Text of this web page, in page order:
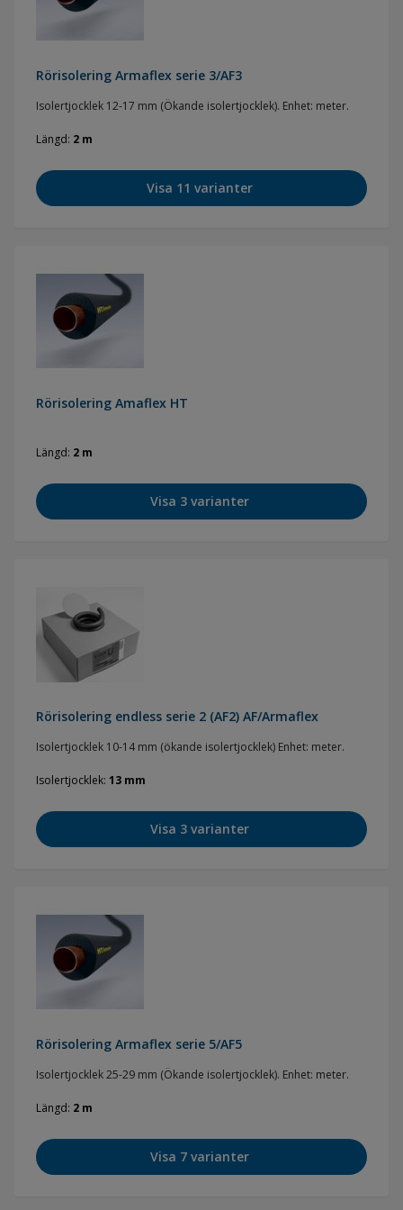
Rörisolering Armaflex serie 3/AF3
Isolertjocklek 12-17 mm (Ökande isolertjocklek). Enhet: meter.
Längd 2 m
Visa 11 varianter
Rörisolering Amaflex HT
Längd 2 m
Visa 3 varianter
Rörisolering endless serie 2 (AF2) AF/Armaflex
Isolertjocklek 10-14 mm (ökande isolertjocklek) Enhet: meter.
Isolertjocklek 13 mm
Visa 3 varianter
Rörisolering Armaflex serie 5/AF5
Isolertjocklek 25-29 mm (Ökande isolertjocklek). Enhet: meter.
Längd 2 m
Visa 7 varianter